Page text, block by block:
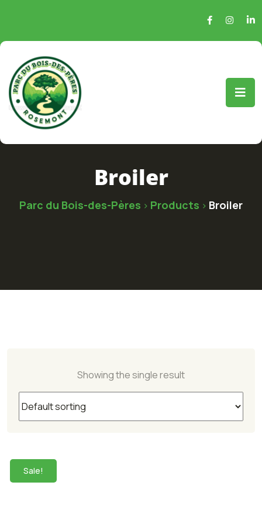
Broiler
Parc du Bois-des-Pères > Products > Broiler
Showing the single result
Sale!